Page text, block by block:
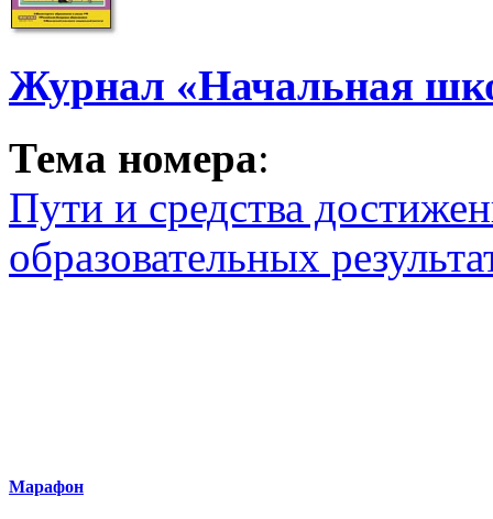
Журнал «Начальная
Тема номера:
Пути и средства
образовательных
Марафон